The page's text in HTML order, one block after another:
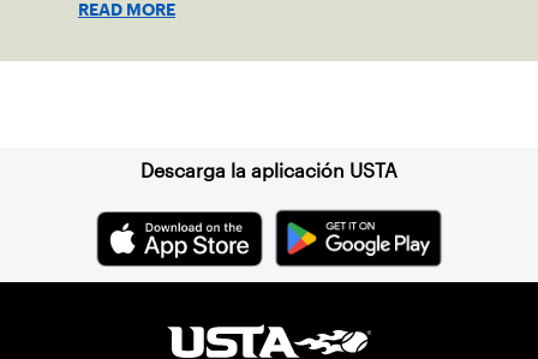
the Canadian senior division, and
Cup. In that year, players competed on
three courts at the Jay Peak Resort in
Vermont.
READ MORE
Descarga la aplicación USTA